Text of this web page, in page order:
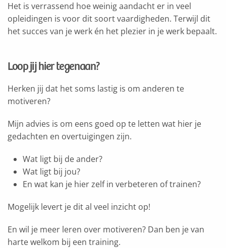
Het is verrassend hoe weinig aandacht er in veel
opleidingen is voor dit soort vaardigheden. Terwijl dit
het succes van je werk én het plezier in je werk bepaalt.
Loop jij hier tegenaan?
Herken jij dat het soms lastig is om anderen te
motiveren?
Mijn advies is om eens goed op te letten wat hier je
gedachten en overtuigingen zijn.
Wat ligt bij de ander?
Wat ligt bij jou?
En wat kan je hier zelf in verbeteren of trainen?
Mogelijk levert je dit al veel inzicht op!
En wil je meer leren over motiveren? Dan ben je van
harte welkom bij een training.